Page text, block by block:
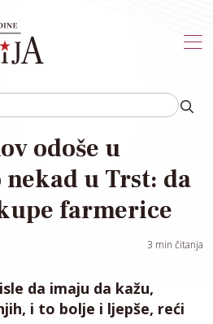
odoše u
u Trst: da
farmerice
3 min čitanja
da imaju da kažu,
i to bolje i ljepše, reći